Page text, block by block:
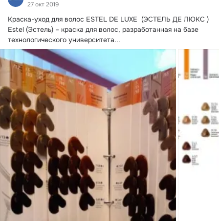
27 окт 2019
Краска-уход для волос ESTEL DE LUXE  (ЭСТЕЛЬ ДЕ ЛЮКС )
Estel (Эстель) – краска для волос, разработанная на базе
технологического университета...